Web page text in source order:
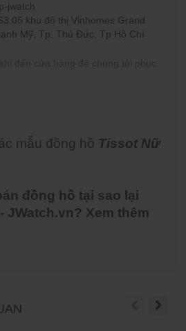
jwatch
khu đô thị Vinhomes Grand
Mỹ, Tp. Thủ Đức, Tp Hồ Chí
mẫu đồng hồ Tissot Nữ
đồng hồ tại sao lại
JWatch.vn? Xem thêm